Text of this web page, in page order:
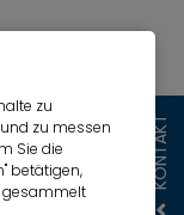
dem Portal
weiter
liegt das
in der KONTAKT
zu
zu messen
Sie die
betätigen,
gesammelt